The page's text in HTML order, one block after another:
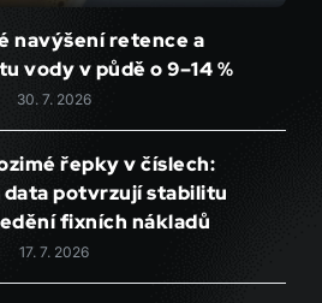
navýšení retence a
vody v půdě o 9–14 %
30. 7. 2026
řepky v číslech:
data potvrzují stabilitu
fixních nákladů
17. 7. 2026